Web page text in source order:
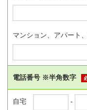
マンション、アパート
電話番号 ※半角数字
自宅 -